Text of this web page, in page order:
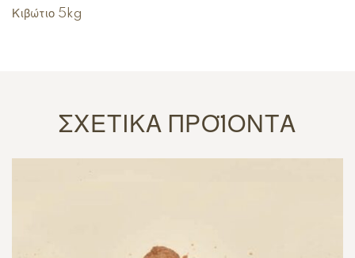
Κιβώτιο 5kg
ΣΧΕΤΙΚΆ ΠΡΟΪΌΝΤΑ